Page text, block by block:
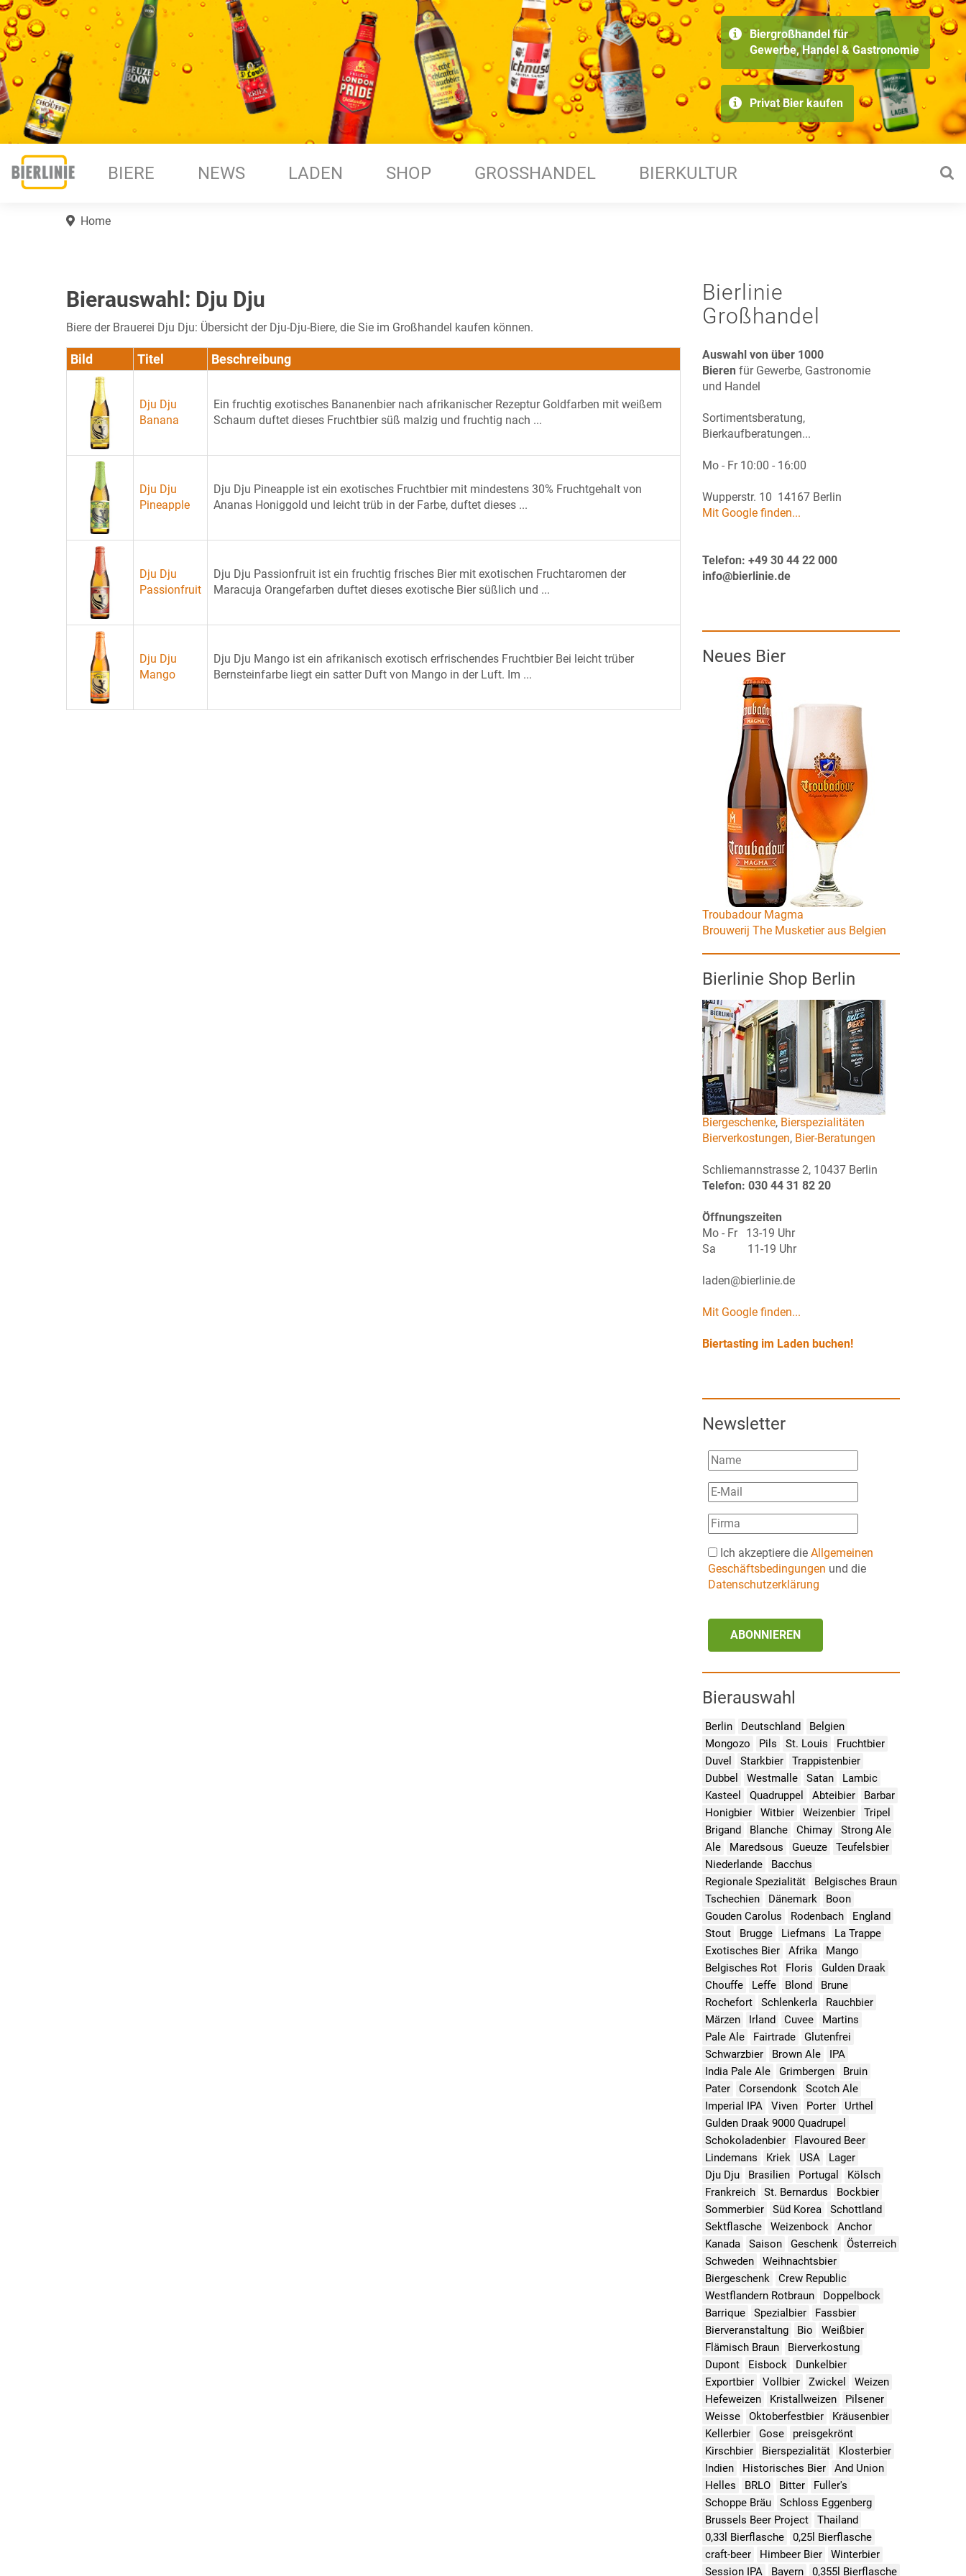
Biergroßhandel für
Gewerbe, Handel & Gastronomie
Privat Bier kaufen
BIERE NEWS LADEN SHOP GROSSHANDEL BIERKULTUR
Home
Bierlinie
Großhandel
Auswahl von über 1000
Bieren für Gewerbe, Gastronomie
und Handel
Sortimentsberatung,
Bierkaufberatungen...
Mo - Fr 10:00 - 16:00
Wupperstr. 10 14167 Berlin
Mit Google finden...
Telefon: +49 30 44 22 000
info@bierlinie.de
Neues Bier
Troubadour Magma
Brouwerij The Musketier aus Belgien
Bierlinie Shop Berlin
Biergeschenke, Bierspezialitäten
Bierverkostungen, Bier-Beratungen
Schliemannstrasse 2, 10437 Berlin
Telefon: 030 44 31 82 20
Öffnungszeiten
Mo - Fr 13-19 Uhr
Sa 11-19 Uhr
laden@bierlinie.de
Mit Google finden...
Biertasting im Laden buchen!
Newsletter
Ich akzeptiere die Allgemeinen
Geschäftsbedingungen und die
Datenschutzerklärung
ABONNIEREN
Bierauswahl
Berlin Deutschland
Belgien
Mongozo
Pils St. Louis
Fruchtbier
Duvel
Starkbier
Trappistenbier
Dubbel
Westmalle Satan
Lambic
Kasteel
Quadruppel Abteibier
Barbar
Honigbier
Witbier Weizenbier
Tripel
Brigand
Blanche Chimay
Strong Ale
Ale
Maredsous Gueuze
Teufelsbier
Niederlande
Bacchus
Regionale Spezialität
Belgisches Braun
Tschechien
Dänemark
Boon
Gouden Carolus
Rodenbach
England
Stout
Brugge Liefmans
La Trappe
Exotisches Bier
Afrika
Mango
Belgisches Rot
Floris
Gulden Draak
Chouffe
Leffe Blond
Brune
Rochefort
Schlenkerla
Rauchbier
Märzen
Irland Cuvee
Martins
Pale Ale
Fairtrade
Glutenfrei
Schwarzbier
Brown Ale
IPA
India Pale Ale
Grimbergen
Bruin
Pater
Corsendonk
Scotch Ale
Imperial IPA
Viven Porter
Urthel
Gulden Draak 9000 Quadrupel
Schokoladenbier
Flavoured Beer
Lindemans
Kriek USA
Lager
Dju Dju
Brasilien Portugal
Kölsch
Frankreich
St. Bernardus
Bockbier
Sommerbier
Süd Korea
Schottland
Sektflasche
Weizenbock
Anchor
Kanada
Saison Geschenk
Österreich
Schweden
Weihnachtsbier
Biergeschenk
Crew Republic
Westflandern Rotbraun
Doppelbock
Barrique
Spezialbier
Fassbier
Bierveranstaltung
Bio
Weißbier
Flämisch Braun
Bierverkostung
Dupont
Eisbock
Dunkelbier
Exportbier
Vollbier Zwickel
Weizen
Hefeweizen
Kristallweizen
Pilsener
Weisse
Oktoberfestbier
Kräusenbier
Kellerbier
Gose
preisgekrönt
Kirschbier
Bierspezialität
Klosterbier
Indien
Historisches Bier
And Union
Helles
BRLO Bitter
Fuller's
Schoppe Bräu
Schloss Eggenberg
Brussels Beer Project
Thailand
0,33l Bierflasche
0,25l Bierflasche
craft-beer
Himbeer Bier
Winterbier
Session IPA
Bayern 0,355l Bierflasche
Bierauswahl: Dju Dju
Biere der Brauerei Dju Dju: Übersicht der Dju-Dju-Biere, die Sie im Großhandel kaufen können.
Bild Titel Beschreibung
Dju Dju
Banana
Ein fruchtig exotisches Bananenbier nach afrikanischer Rezeptur Goldfarben mit weißem
Schaum duftet dieses Fruchtbier süß malzig und fruchtig nach ...
Dju Dju
Pineapple
Dju Dju Pineapple ist ein exotisches Fruchtbier mit mindestens 30% Fruchtgehalt von
Ananas Honiggold und leicht trüb in der Farbe, duftet dieses ...
Dju Dju
Passionfruit
Dju Dju Passionfruit ist ein fruchtig frisches Bier mit exotischen Fruchtaromen der
Maracuja Orangefarben duftet dieses exotische Bier süßlich und ...
Dju Dju
Mango
Dju Dju Mango ist ein afrikanisch exotisch erfrischendes Fruchtbier Bei leicht trüber
Bernsteinfarbe liegt ein satter Duft von Mango in der Luft. Im ...